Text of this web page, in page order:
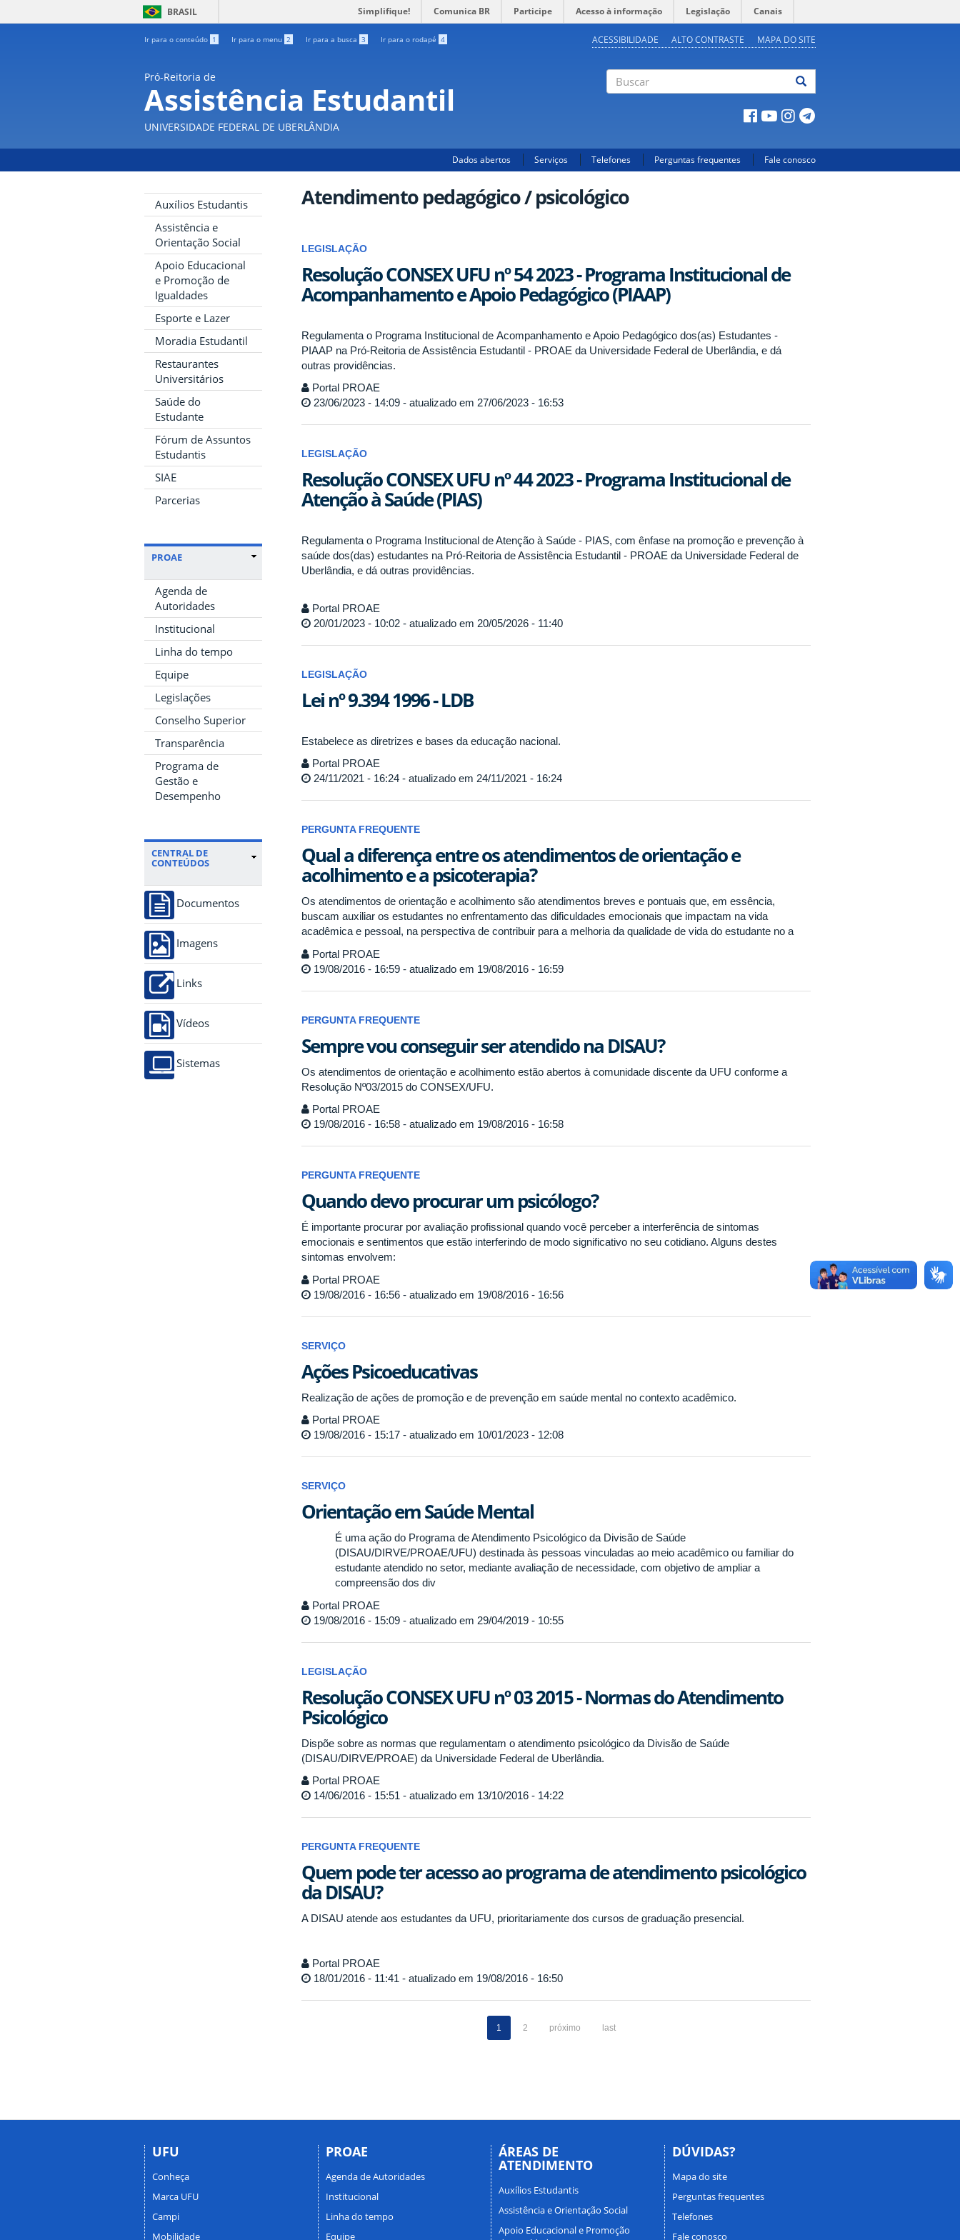
BRASIL Simplifique! Comunica BR Participe Acesso à informação Legislação Canais
Ir para o conteúdo 1 Ir para o menu 2 Ir para a busca 3 Ir para o rodapé 4 ACESSIBILIDADE ALTO CONTRASTE MAPA DO SITE
Pró-Reitoria de
Assistência Estudantil
UNIVERSIDADE FEDERAL DE UBERLÂNDIA
Dados abertos Serviços Telefones Perguntas frequentes Fale conosco
Auxílios Estudantis
Assistência e
Orientação Social
Apoio Educacional
e Promoção de
Igualdades
Esporte e Lazer
Moradia Estudantil
Restaurantes
Universitários
Saúde do
Estudante
Fórum de Assuntos
Estudantis
SIAE
Parcerias
PROAE
Agenda de
Autoridades
Institucional
Linha do tempo
Equipe
Legislações
Conselho Superior
Transparência
Programa de
Gestão e
Desempenho
CENTRAL DE
CONTEÚDOS
Documentos
Imagens
Links
Vídeos
Sistemas
Atendimento pedagógico / psicológico
LEGISLAÇÃO
Resolução CONSEX UFU nº 54 2023 - Programa Institucional de
Acompanhamento e Apoio Pedagógico (PIAAP)
Regulamenta o Programa Institucional de Acompanhamento e Apoio Pedagógico dos(as) Estudantes -
PIAAP na Pró-Reitoria de Assistência Estudantil - PROAE da Universidade Federal de Uberlândia, e dá
outras providências.
Portal PROAE
23/06/2023 - 14:09 - atualizado em 27/06/2023 - 16:53
LEGISLAÇÃO
Resolução CONSEX UFU nº 44 2023 - Programa Institucional de
Atenção à Saúde (PIAS)
Regulamenta o Programa Institucional de Atenção à Saúde - PIAS, com ênfase na promoção e prevenção à
saúde dos(das) estudantes na Pró-Reitoria de Assistência Estudantil - PROAE da Universidade Federal de
Uberlândia, e dá outras providências.
Portal PROAE
20/01/2023 - 10:02 - atualizado em 20/05/2026 - 11:40
LEGISLAÇÃO
Lei nº 9.394 1996 - LDB
Estabelece as diretrizes e bases da educação nacional.
Portal PROAE
24/11/2021 - 16:24 - atualizado em 24/11/2021 - 16:24
PERGUNTA FREQUENTE
Qual a diferença entre os atendimentos de orientação e
acolhimento e a psicoterapia?
Os atendimentos de orientação e acolhimento são atendimentos breves e pontuais que, em essência,
buscam auxiliar os estudantes no enfrentamento das dificuldades emocionais que impactam na vida
acadêmica e pessoal, na perspectiva de contribuir para a melhoria da qualidade de vida do estudante no a
Portal PROAE
19/08/2016 - 16:59 - atualizado em 19/08/2016 - 16:59
PERGUNTA FREQUENTE
Sempre vou conseguir ser atendido na DISAU?
Os atendimentos de orientação e acolhimento estão abertos à comunidade discente da UFU conforme a
Resolução Nº03/2015 do CONSEX/UFU.
Portal PROAE
19/08/2016 - 16:58 - atualizado em 19/08/2016 - 16:58
PERGUNTA FREQUENTE
Quando devo procurar um psicólogo?
É importante procurar por avaliação profissional quando você perceber a interferência de sintomas
emocionais e sentimentos que estão interferindo de modo significativo no seu cotidiano. Alguns destes
sintomas envolvem:
Portal PROAE
19/08/2016 - 16:56 - atualizado em 19/08/2016 - 16:56
SERVIÇO
Ações Psicoeducativas
Realização de ações de promoção e de prevenção em saúde mental no contexto acadêmico.
Portal PROAE
19/08/2016 - 15:17 - atualizado em 10/01/2023 - 12:08
SERVIÇO
Orientação em Saúde Mental
É uma ação do Programa de Atendimento Psicológico da Divisão de Saúde
(DISAU/DIRVE/PROAE/UFU) destinada às pessoas vinculadas ao meio acadêmico ou familiar do
estudante atendido no setor, mediante avaliação de necessidade, com objetivo de ampliar a
compreensão dos div
Portal PROAE
19/08/2016 - 15:09 - atualizado em 29/04/2019 - 10:55
LEGISLAÇÃO
Resolução CONSEX UFU nº 03 2015 - Normas do Atendimento
Psicológico
Dispõe sobre as normas que regulamentam o atendimento psicológico da Divisão de Saúde
(DISAU/DIRVE/PROAE) da Universidade Federal de Uberlândia.
Portal PROAE
14/06/2016 - 15:51 - atualizado em 13/10/2016 - 14:22
PERGUNTA FREQUENTE
Quem pode ter acesso ao programa de atendimento psicológico
da DISAU?
A DISAU atende aos estudantes da UFU, prioritariamente dos cursos de graduação presencial.
Portal PROAE
18/01/2016 - 11:41 - atualizado em 19/08/2016 - 16:50
1 2 próximo last
UFU
Conheça
Marca UFU
Campi
Mobilidade
PROAE
Agenda de Autoridades
Institucional
Linha do tempo
Equipe
ÁREAS DE
ATENDIMENTO
Auxílios Estudantis
Assistência e Orientação Social
Apoio Educacional e Promoção
DÚVIDAS?
Mapa do site
Perguntas frequentes
Telefones
Fale conosco